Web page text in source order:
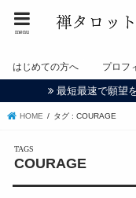
menu
はじめての方へ プロフ
最短最速で願望
HOME タグ : COURAGE
COURAGE